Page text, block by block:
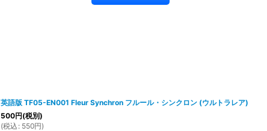
英語版 TF05-EN001 Fleur Synchron フルール・シンクロン (ウルトラレア)
500円(税別)
(税込 : 550円)